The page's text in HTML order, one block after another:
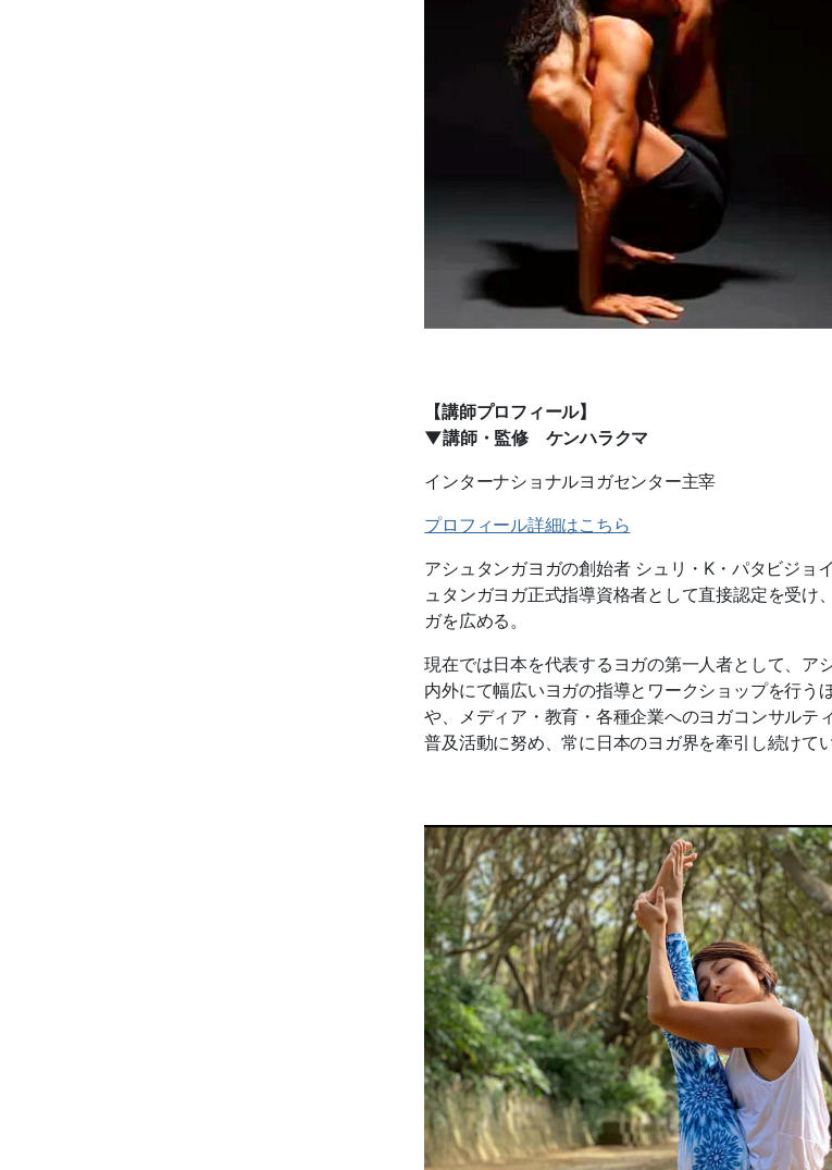
【講師プロフィール】
▼講師・監修 ケンハラクマ
インターナショナルヨガセンター主宰
プロフィール詳細はこちら
アシュタンガヨガの創始者 シュリ・K・パタビジョ
ュタンガヨガ正式指導資格者として直接認定を受け
ガを広める。
現在では日本を代表するヨガの第一人者として、ア
内外にて幅広いヨガの指導とワークショップを行う
や、メディア・教育・各種企業へのヨガコンサルテ
普及活動に努め、常に日本のヨガ界を牽引し続けてい